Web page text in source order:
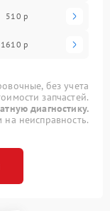
510 р
1610 р
без учета
запчастей.
диагностику.
неисправность.